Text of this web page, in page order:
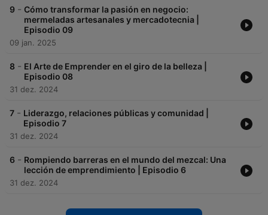
9 - Cómo transformar la pasión en negocio:
mermeladas artesanales y mercadotecnia |
Episodio 09
09 jan. 2025
8 - El Arte de Emprender en el giro de la belleza |
Episodio 08
31 dez. 2024
7 - Liderazgo, relaciones públicas y comunidad |
Episodio 7
31 dez. 2024
6 - Rompiendo barreras en el mundo del mezcal: Una
lección de emprendimiento | Episodio 6
31 dez. 2024